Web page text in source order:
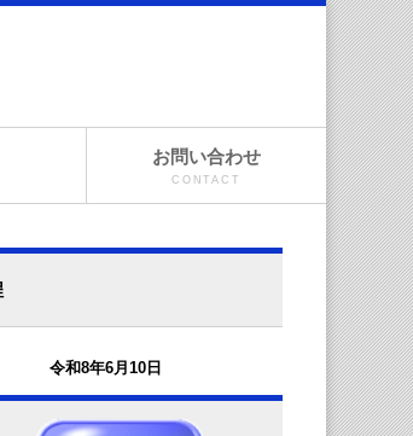
お問い合わせ
CONTACT
令和8年6月10日